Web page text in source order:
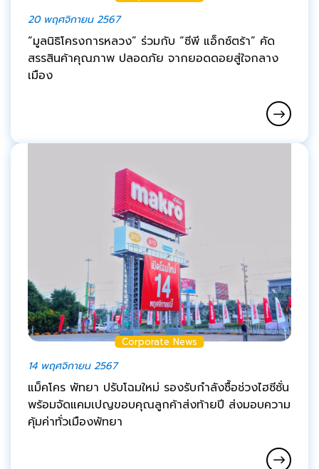
20 พฤศจิกายน 2567
“มูลนิธิโครงการหลวง” ร่วมกับ “ซีพี แอ็กซ์ตร้า” คัด
สรรสินค้าคุณภาพ ปลอดภัย จากยอดดอยสู่ใจกลาง
เมือง
Corporate News
14 พฤศจิกายน 2567
แม็คโคร พัทยา ปรับโฉมใหม่ รองรับกำลังซื้อช่วงไฮซีซั่น
พร้อมจัดแคมเปญขอบคุณลูกค้าส่งท้ายปี ส่งมอบความ
คุ้มค่าทั่วเมืองพัทยา